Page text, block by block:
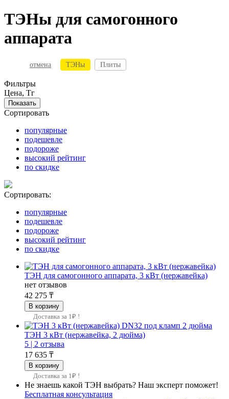
ТЭНы для самогонного
аппарата
отмена ТЭНы Плиты
Фильтры
Цена, Тг
Сортировать
популярные
подешевле
подороже
высокий рейтинг
по скидке
Сортировать:
популярные
подешевле
подороже
высокий рейтинг
по скидке
ТЭН для самогонного аппарата, 3 кВт (нержавейка)
нет отзывов
42 275 ₸
Доставка за 1₽ !
ТЭН 3 кВт (нержавейка, 2 дюйма)
5 | 2 отзыва
17 635 ₸
Доставка за 1₽ !
Не знаешь какой ТЭН выбрать? Наш эксперт поможет!
Бесплатная консультация